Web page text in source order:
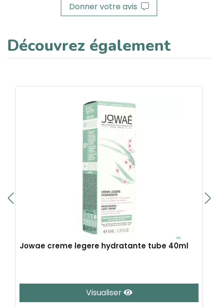
Donner votre avis
Découvrez également
Jowae creme legere hydratante tube 40ml
Visualiser